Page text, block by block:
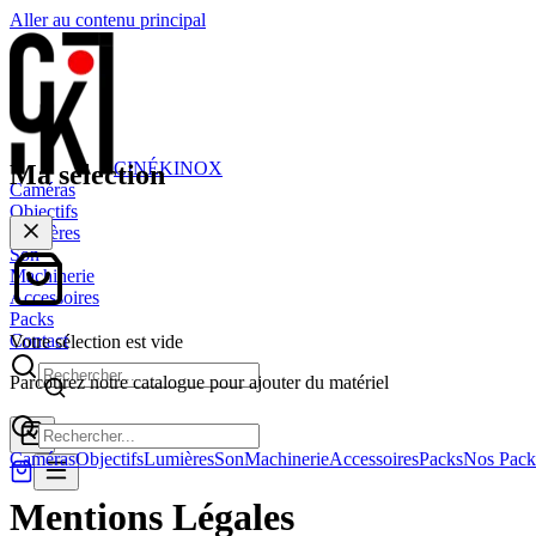
Aller au contenu principal
CINÉKINOX
Caméras
Objectifs
Lumières
Son
Machinerie
Accessoires
Packs
Contact
Ma sélection
Votre sélection est vide
Parcourez notre catalogue pour ajouter du matériel
CamérasObjectifsLumièresSonMachinerieAccessoiresPacksNos
Mentions Légales